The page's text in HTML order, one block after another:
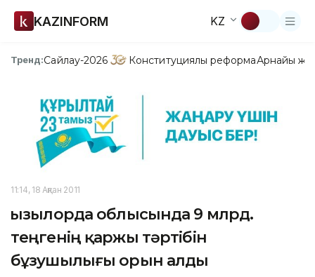
KAZINFORM KZ
Тренд:Сайлау-2026 Конституциялық реформаАрнайы
11:14, 18 Ақпан 2011
Қызылорда облысында 9 млрд.
теңгенің қаржы тәртібін
бұзушылығы орын алды